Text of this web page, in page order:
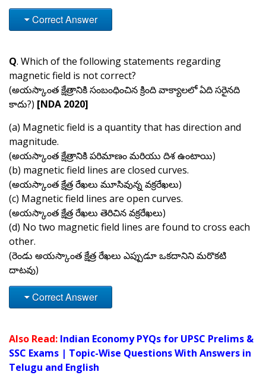
Correct Answer
Q. Which of the following statements regarding
magnetic field is not correct?
(అయస్కాంత క్షేత్రానికి సంబంధించిన క్రింది వాక్యాలలో ఏది సరైనది
కాదు?) [NDA 2020]
(a) Magnetic field is a quantity that has direction and
magnitude.
(అయస్కాంత క్షేత్రానికి పరిమాణం మరియు దిశ ఉంటాయి)
(b) magnetic field lines are closed curves.
(అయస్కాంత క్షేత్ర రేఖలు మూసివున్న వక్రరేఖలు)
(c) Magnetic field lines are open curves.
(అయస్కాంత క్షేత్ర రేఖలు తెరిచిన వక్రరేఖలు)
(d) No two magnetic field lines are found to cross each
other.
(రెండు అయస్కాంత క్షేత్ర రేఖలు ఎప్పుడూ ఒకదానిని మరొకటి
దాటవు)
Correct Answer
Also Read: Indian Economy PYQs for UPSC Prelims &
SSC Exams | Topic-Wise Questions With Answers in
Telugu and English